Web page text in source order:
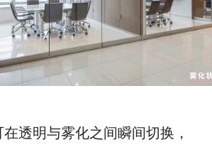
透明与雾化之间瞬间切换，